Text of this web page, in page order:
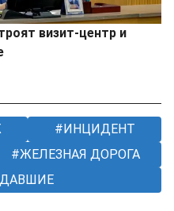
визит-центр и
ИНЦИДЕНТ
ЖЕЛЕЗНАЯ ДОРОГА